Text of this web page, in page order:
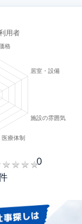
★ ★ ★ ★
★ ★ ★ ★0